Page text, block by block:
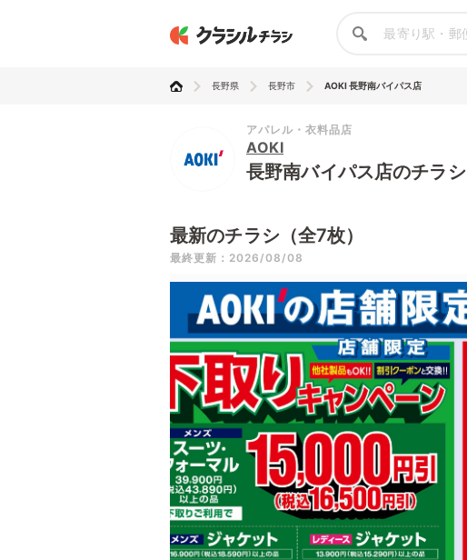
長野県 長野市 AOKI 長野南バイパス店
アパレル・衣料品店
AOKI
長野南バイパス店のチラシ
最新のチラシ（全7枚）
最終更新：2026/08/08